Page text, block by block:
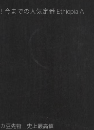
今までの人気定番 Ethiopia A
カ豆先物 史上最高値